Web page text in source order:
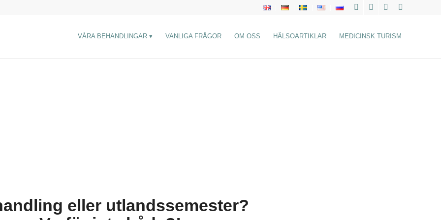
VÅRA BEHANDLINGAR VANLIGA FRÅGOR OM OSS HÄLSOARTIKLAR MEDICINSK TURISM
eller utlandssemester?